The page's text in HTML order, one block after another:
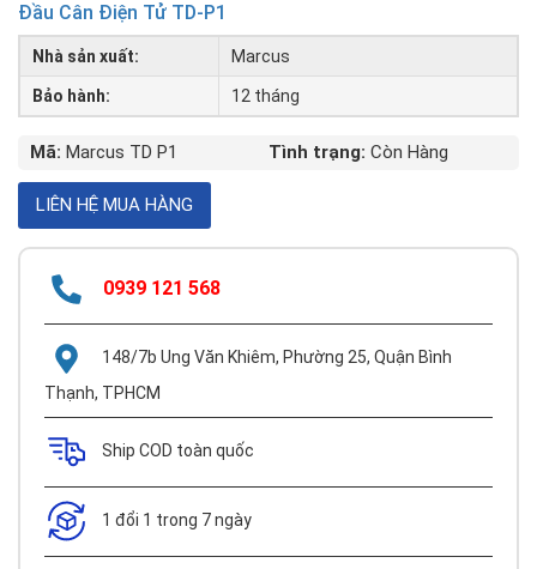
Đầu Cân Điện Tử TD-P1
Nhà sản xuất: Marcus
Bảo hành: 12 tháng
Mã: Marcus TD P1 Tình trạng: Còn Hàng
0939 121 568
148/7b Ung Văn Khiêm, Phường 25, Quận Bình
Thạnh, TPHCM
Ship COD toàn quốc
1 đổi 1 trong 7 ngày